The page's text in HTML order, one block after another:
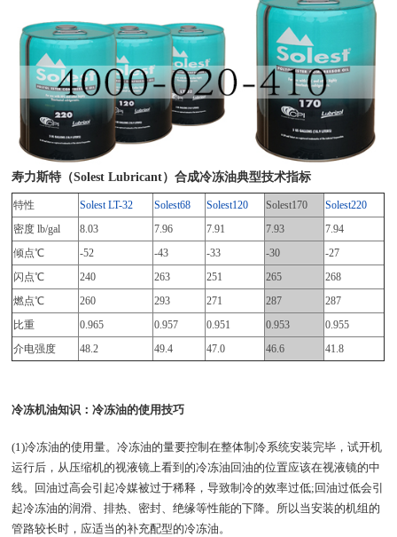
寿力斯特（Solest Lubricant）合成冷冻油典型技术指标
特性 Solest LT-32 Solest68 Solest120 Solest170
Solest220
密度 lb/gal
8.03 7.96 7.91 7.93
7.94
倾点℃
-52 -43 -33 -30
-27
闪点℃
240 263 251 265
268
燃点℃
260 293 271 287
287
比重
0.965 0.957 0.951 0.953
0.955
介电强度
48.2 49.4 47.0 46.6 41.8
冷冻机油知识：冷冻油的使用技巧
(1)冷冻油的使用量。冷冻油的量要控制在整体制冷系统安装完毕，试开机
运行后，从压缩机的视液镜上看到的冷冻油回油的位置应该在视液镜的中
线。回油过高会引起冷媒被过于稀释，导致制冷的效率过低;回油过低会引
起冷冻油的润滑、排热、密封、绝缘等性能的下降。所以当安装的机组的
管路较长时，应适当的补充配型的冷冻油。